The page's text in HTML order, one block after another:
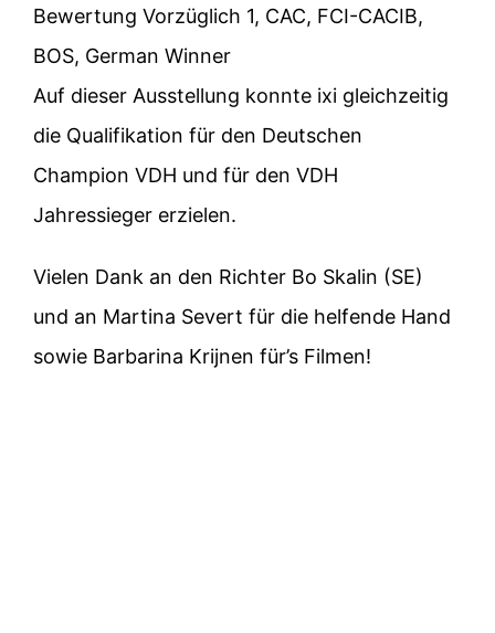
Bewertung Vorzüglich 1, CAC, FCI-CACIB,
BOS, German Winner
Auf dieser Ausstellung konnte ixi gleichzeitig
die Qualifikation für den Deutschen
Champion VDH und für den VDH
Jahressieger erzielen.
Vielen Dank an den Richter Bo Skalin (SE)
und an Martina Severt für die helfende Hand
sowie Barbarina Krijnen für’s Filmen!